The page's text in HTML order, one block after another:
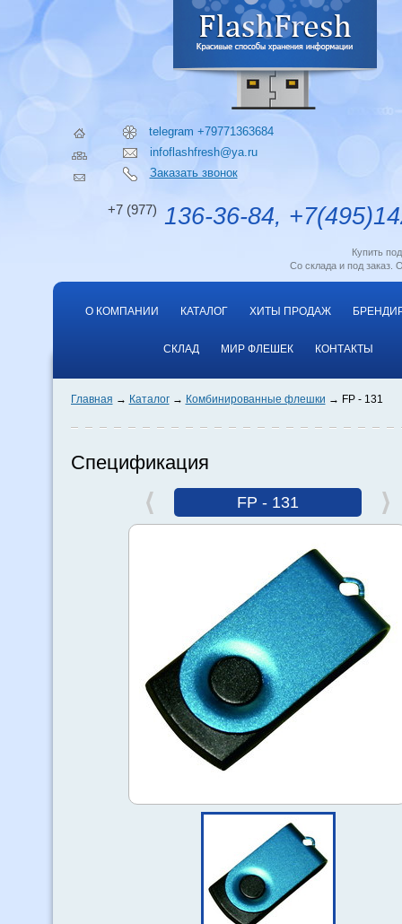
telegram +79771363684
infoflashfresh@ya.ru
Заказать звонок
+7 (977) 136-36-84,
Купить
Со склада и под заказ.
О КОМПАНИИ КАТАЛОГ ХИТЫ ПРОДАЖ
СКЛАД МИР ФЛЕШЕК КОНТАКТЫ
Главная Каталог Комбинированные флешки FP - 131
Спецификация
FP - 131